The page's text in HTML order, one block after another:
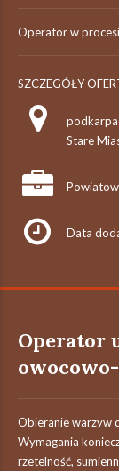
Operator w
SZCZEGÓŁY
Stare
Data
Operator
Obieranie warzyw
Wymagania
rzetelność,